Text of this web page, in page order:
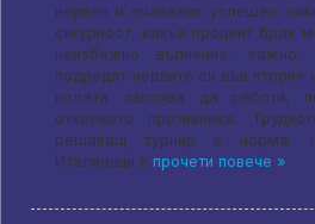
нервен и очаквано успешен:
сигурност, какъв процент брак
неизбежно вълнение.
подредят нервите си във втория
колата започва да работи,
отколкото противника.
решаващ турнир е норма:
Италианци в прочети повече »